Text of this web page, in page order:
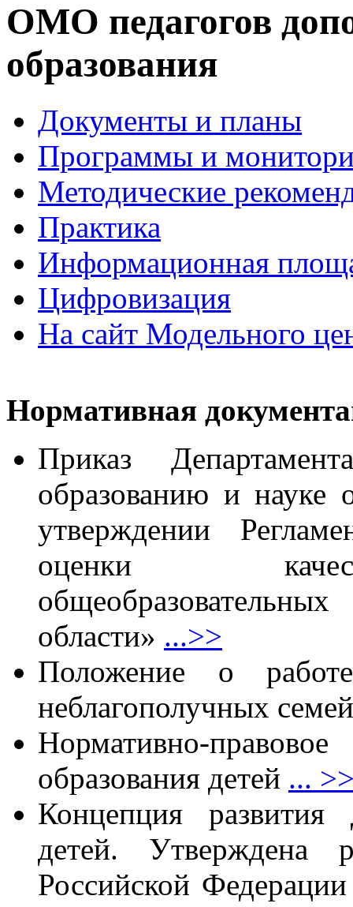
ОМО педагогов
образования
Документы и планы
Программы и
Методические
Практика
Информационная
Цифровизация
На сайт Модельного
Нормативная
Приказ
образованию и
утверждении
оценки
области» ...>>
Положение о
неблагополучных
Нормативно-правовое
образования детей ...
Концепция развития
детей. Утверждена
Российской